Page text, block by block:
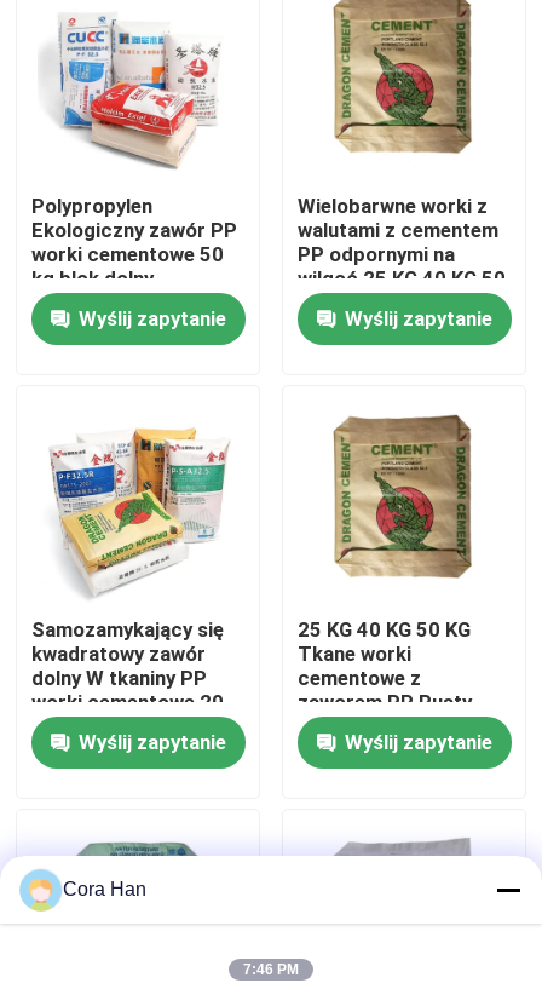
Dom
O nas
Wycieczka po fabryce
Kontrola jakości
Skontaktuj się z nami
Aktualności
Worki do pakowania cementu
Worki cementowe PP
Polypropylen
Ekologiczny zawór PP
worki cementowe 50
kg blok dolny
opakowanie AD STAR
Wyślij zapytanie
Wielobarwne worki z
walutami z cementem
PP odpornymi na
wilgoć 25 KG 40 KG 50
KG Opakowanie
Wyślij zapytanie
Samozamykający się
kwadratowy zawór
dolny W tkaniny PP
worki cementowe 20
kg 25 kg 40 kg 50 kg
Opakowania
przemysłowe
Wyślij zapytanie
25 KG 40 KG 50 KG
Tkane worki
cementowe z
zaworem PP Pusty
worek Opakowania
przemysłowe do druku
fleksograficznego
Wyślij zapytanie
Cora Han
7:46 PM